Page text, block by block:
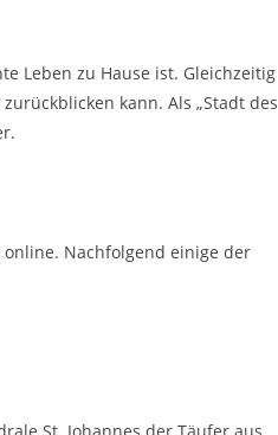
Leben zu Hause ist. Gleichzeitig
kann. Als „Stadt des
Nachfolgend einige der